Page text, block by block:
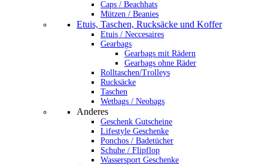
Caps / Beachhats
Mützen / Beanies
Etuis, Taschen, Rucksäcke und Koffer
Etuis / Neccesaires
Gearbags
Gearbags mit Rädern
Gearbags ohne Räder
Rolltaschen/Trolleys
Rucksäcke
Taschen
Wetbags / Neobags
Anderes
Geschenk Gutscheine
Lifestyle Geschenke
Ponchos / Badetücher
Schuhe / Flipflop
Wassersport Geschenke